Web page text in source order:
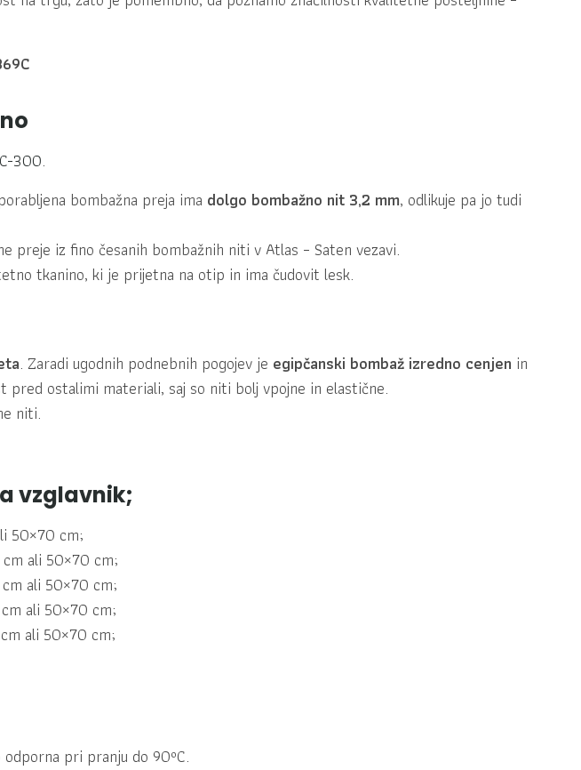
300.
bombažna preja ima dolgo bombažno nit 3,2 mm, odlikuje pa jo tudi
preje iz fino česanih bombažnih niti v Atlas – Saten vezavi.
tkanino, ki je prijetna na otip in ima čudovit lesk.
. Zaradi ugodnih podnebnih pogojev je egipčanski bombaž izredno cenjen in
ostalimi materiali, saj so niti bolj vpojne in elastične.
niti.
vzglavnik;
50×70 cm;
ali 50×70 cm;
ali 50×70 cm;
ali 50×70 cm;
ali 50×70 cm;
odporna pri pranju do 90ºC.